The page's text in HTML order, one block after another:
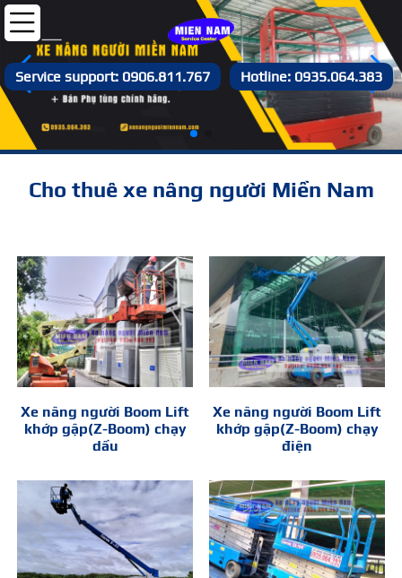
Hotline: 0935.064.383
Service support: 0906.811.767
Cho thuê xe nâng người Miền Nam
Xe nâng người Boom Lift
khớp gập(Z-Boom) chạy
dầu
Xe nâng người Boom Lift
khớp gập(Z-Boom) chạy
điện